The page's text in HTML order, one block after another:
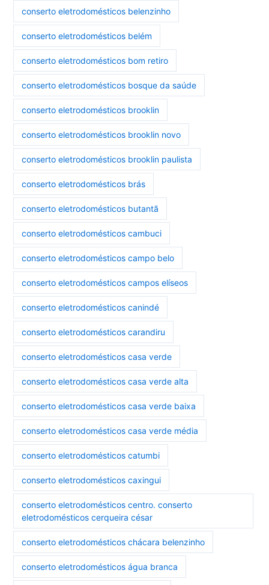
conserto eletrodomésticos belenzinho
conserto eletrodomésticos belém
conserto eletrodomésticos bom retiro
conserto eletrodomésticos bosque da saúde
conserto eletrodomésticos brooklin
conserto eletrodomésticos brooklin novo
conserto eletrodomésticos brooklin paulista
conserto eletrodomésticos brás
conserto eletrodomésticos butantã
conserto eletrodomésticos cambuci
conserto eletrodomésticos campo belo
conserto eletrodomésticos campos elíseos
conserto eletrodomésticos canindé
conserto eletrodomésticos carandiru
conserto eletrodomésticos casa verde
conserto eletrodomésticos casa verde alta
conserto eletrodomésticos casa verde baixa
conserto eletrodomésticos casa verde média
conserto eletrodomésticos catumbi
conserto eletrodomésticos caxingui
conserto eletrodomésticos centro. conserto
eletrodomésticos cerqueira césar
conserto eletrodomésticos chácara belenzinho
conserto eletrodomésticos água branca